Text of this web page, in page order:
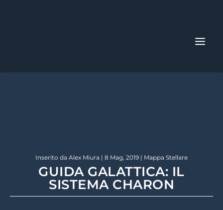
Inserito da Alex Miura | 8 Mag, 2019 | Mappa Stellare
GUIDA GALATTICA: IL
SISTEMA CHARON